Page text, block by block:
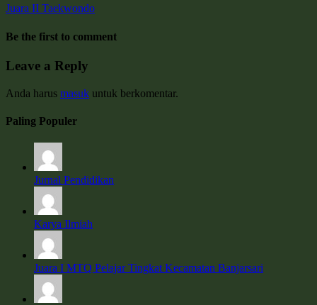
Juara II Taekwondo
Be the first to comment
Leave a Reply
Anda harus masuk untuk berkomentar.
Paling Populer
Jurnal Pendidikan
Karya Ilmiah
Juara I MTQ Pelajar Tingkat Kecamatan Banjarsari